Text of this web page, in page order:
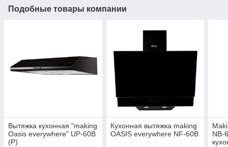
Подобные товары компании
Вытяжка кухонная "making
Oasis everywhere" UP-60B
(P)
Кухонная вытяжка making
OASIS everywhere NF-60B
NB-